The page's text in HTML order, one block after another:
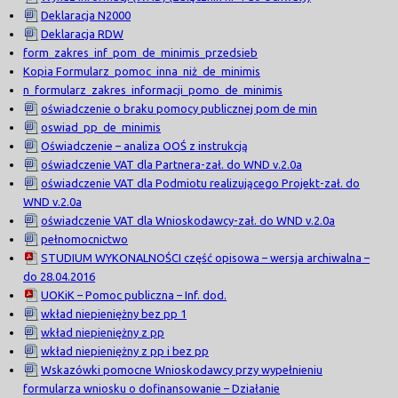
Deklaracja N2000
Deklaracja RDW
form_zakres_inf_pom_de_minimis_przedsieb
Kopia Formularz_pomoc_inna_niż_de_minimis
n_formularz_zakres_informacji_pomo_de_minimis
oświadczenie o braku pomocy publicznej pom de min
oswiad_pp_de_minimis
Oświadczenie – analiza OOŚ z instrukcją
oświadczenie VAT dla Partnera-zał. do WND v.2.0a
oświadczenie VAT dla Podmiotu realizującego Projekt-zał. do
WND v.2.0a
oświadczenie VAT dla Wnioskodawcy-zał. do WND v.2.0a
pełnomocnictwo
STUDIUM WYKONALNOŚCI część opisowa – wersja archiwalna –
do 28.04.2016
UOKiK – Pomoc publiczna – Inf. dod.
wkład niepieniężny bez pp 1
wkład niepieniężny z pp
wkład niepieniężny z pp i bez pp
Wskazówki pomocne Wnioskodawcy przy wypełnieniu
formularza wniosku o dofinansowanie – Działanie